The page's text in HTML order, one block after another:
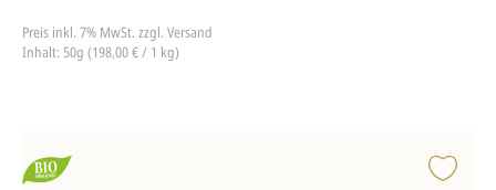
Preis inkl. 7% MwSt. zzgl. Versand
Inhalt: 50g (198,00 € / 1 kg)